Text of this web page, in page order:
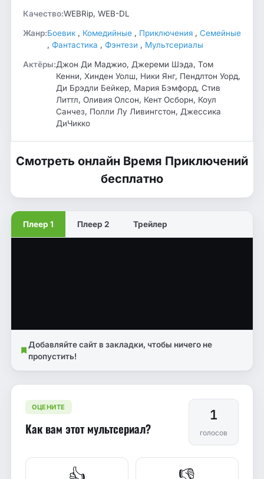
Качество:WEBRip, WEB-DL
Жанр:Боевик , Комедийные , Приключения , Семейные
, Фантастика , Фэнтези , Мультсериалы
Актёры:Джон Ди Маджио, Джереми Шэда, Том
Кенни, Хинден Уолш, Ники Янг, Пендлтон Уорд,
Ди Брэдли Бейкер, Мария Бэмфорд, Стив
Литтл, Оливия Олсон, Кент Осборн, Коул
Санчез, Полли Лу Ливингстон, Джессика
ДиЧикко
Смотреть онлайн Время Приключений
бесплатно
Плеер 1 Плеер 2 Трейлер
Добавляйте сайт в закладки, чтобы ничего не
пропустить!
ОЦЕНИТЕ
Как вам этот мультсериал?
1
голосов